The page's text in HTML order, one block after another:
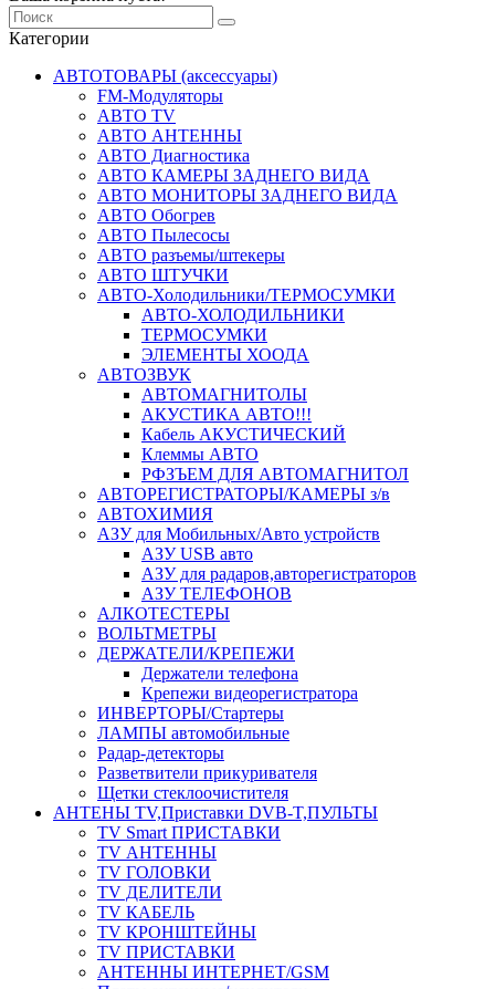
Категории
АВТОТОВАРЫ (аксессуары)
FM-Модуляторы
АВТО TV
АВТО АНТЕННЫ
АВТО Диагностика
АВТО КАМЕРЫ ЗАДНЕГО ВИДА
АВТО МОНИТОРЫ ЗАДНЕГО ВИДА
АВТО Обогрев
АВТО Пылесосы
АВТО разъемы/штекеры
АВТО ШТУЧКИ
АВТО-Холодильники/ТЕРМОСУМКИ
АВТО-ХОЛОДИЛЬНИКИ
ТЕРМОСУМКИ
ЭЛЕМЕНТЫ ХООДА
АВТОЗВУК
АВТОМАГНИТОЛЫ
АКУСТИКА АВТО!!!
Кабель АКУСТИЧЕСКИЙ
Клеммы АВТО
РФЗЪЕМ ДЛЯ АВТОМАГНИТОЛ
АВТОРЕГИСТРАТОРЫ/КАМЕРЫ з/в
АВТОХИМИЯ
АЗУ для Мобильных/Авто устройств
АЗУ USB авто
АЗУ для радаров,авторегистраторов
АЗУ ТЕЛЕФОНОВ
АЛКОТЕСТЕРЫ
ВОЛЬТМЕТРЫ
ДЕРЖАТЕЛИ/КРЕПЕЖИ
Держатели телефона
Крепежи видеорегистратора
ИНВЕРТОРЫ/Стартеры
ЛАМПЫ автомобильные
Радар-детекторы
Разветвители прикуривателя
Щетки стеклоочистителя
АНТЕНЫ ТV,Приставки DVB-T,ПУЛЬТЫ
TV Smart ПРИСТАВКИ
TV АНТЕННЫ
TV ГОЛОВКИ
TV ДЕЛИТЕЛИ
TV КАБЕЛЬ
TV КРОНШТЕЙНЫ
TV ПРИСТАВКИ
АНТЕННЫ ИНТЕРНЕТ/GSM